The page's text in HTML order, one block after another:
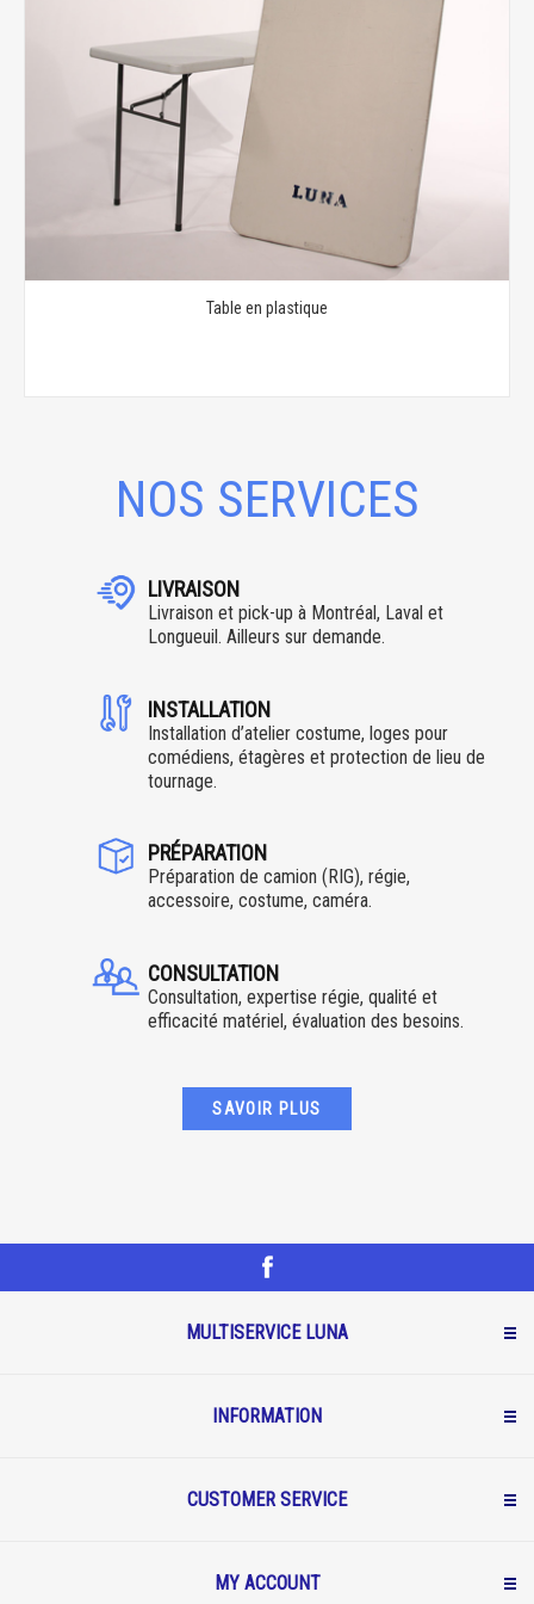
Table en plastique
NOS SERVICES
LIVRAISON
Livraison et pick-up à Montréal, Laval et
Longueuil. Ailleurs sur demande.
INSTALLATION
Installation d’atelier costume, loges pour
comédiens, étagères et protection de lieu de
tournage.
PRÉPARATION
Préparation de camion (RIG), régie,
accessoire, costume, caméra.
CONSULTATION
Consultation, expertise régie, qualité et
efficacité matériel, évaluation des besoins.
SAVOIR PLUS
MULTISERVICE LUNA
INFORMATION
CUSTOMER SERVICE
MY ACCOUNT